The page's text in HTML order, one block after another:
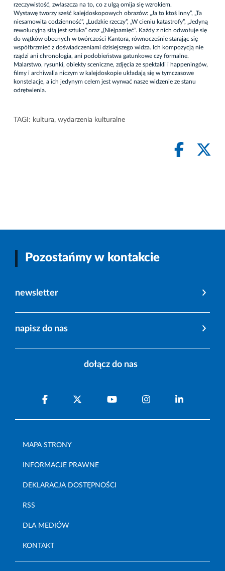
rzeczywistość, zwłaszcza na to, co z ulgą omija się wzrokiem.
Wystawę tworzy sześć kalejdoskopowych obrazów: „Ja to ktoś inny”, „Ta
niesamowita codzienność”, „Ludzkie rzeczy”, „W cieniu katastrofy”, „Jedyną
rewolucyjną siłą jest sztuka” oraz „(Nie)pamięć”. Każdy z nich odwołuje się
do wątków obecnych w twórczości Kantora, równocześnie starając się
współbrzmieć z doświadczeniami dzisiejszego widza. Ich kompozycją nie
rządzi ani chronologia, ani podobieństwa gatunkowe czy formalne.
Malarstwo, rysunki, obiekty sceniczne, zdjęcia ze spektakli i happeningów,
filmy i archiwalia niczym w kalejdoskopie układają się w tymczasowe
konstelacje, a ich jedynym celem jest wyrwać nasze widzenie ze stanu
odrętwienia.
TAGI: kultura, wydarzenia kulturalne
Pozostańmy w kontakcie
newsletter
napisz do nas
dołącz do nas
MAPA STRONY
INFORMACJE PRAWNE
DEKLARACJA DOSTĘPNOŚCI
RSS
DLA MEDIÓW
KONTAKT